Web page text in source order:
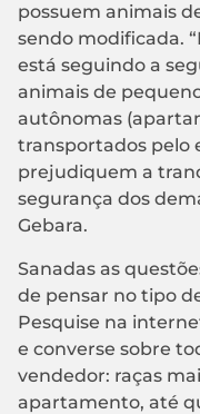
possuem animais
sendo modificada.
está seguindo a
animais de
autônomas
transportados pelo
prejudiquem a
segurança dos
Gebara.
Sanadas as
de pensar no tipo
Pesquise na
e converse sobre
vendedor: raças
apartamento, até